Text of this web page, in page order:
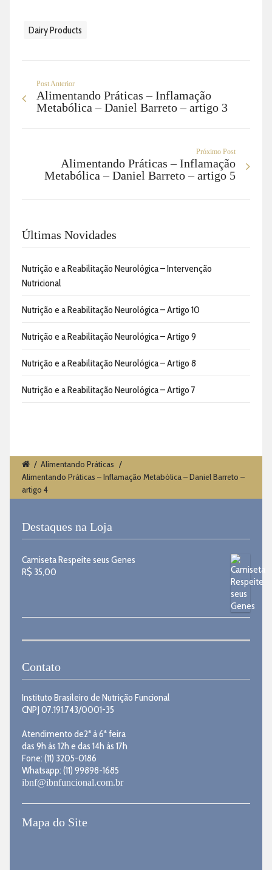
Dairy Products
Post Anterior
Alimentando Práticas – Inflamação
Metabólica – Daniel Barreto – artigo 3
Próximo Post
Alimentando Práticas – Inflamação
Metabólica – Daniel Barreto – artigo 5
Últimas Novidades
Nutrição e a Reabilitação Neurológica – Intervenção
Nutricional
Nutrição e a Reabilitação Neurológica – Artigo 10
Nutrição e a Reabilitação Neurológica – Artigo 9
Nutrição e a Reabilitação Neurológica – Artigo 8
Nutrição e a Reabilitação Neurológica – Artigo 7
/ Alimentando Práticas /
Alimentando Práticas – Inflamação Metabólica – Daniel Barreto –
artigo 4
Destaques na Loja
Camiseta Respeite seus Genes
R$ 35,00
Contato
Instituto Brasileiro de Nutrição Funcional
CNPJ 07.191.743/0001-35
Atendimento de2ª à 6ª feira
das 9h às 12h e das 14h às 17h
Fone: (11) 3205-0186
Whatsapp: (11) 99898-1685
ibnf@ibnfuncional.com.br
Mapa do Site